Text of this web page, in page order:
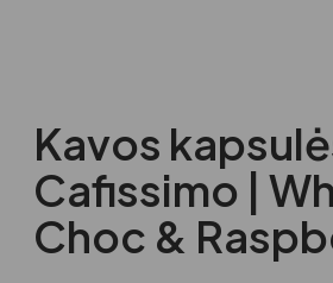
Kavos
Cafissimo |
Choc &